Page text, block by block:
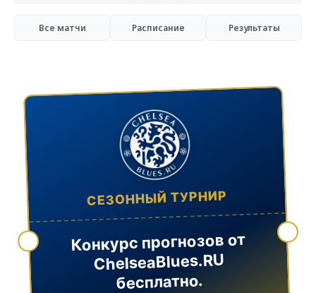
Все матчи Расписание Результаты
СЕЗОННЫЙ ТУРНИР
Конкурс прогнозов от
ChelseaBlues.RU
бесплатно.